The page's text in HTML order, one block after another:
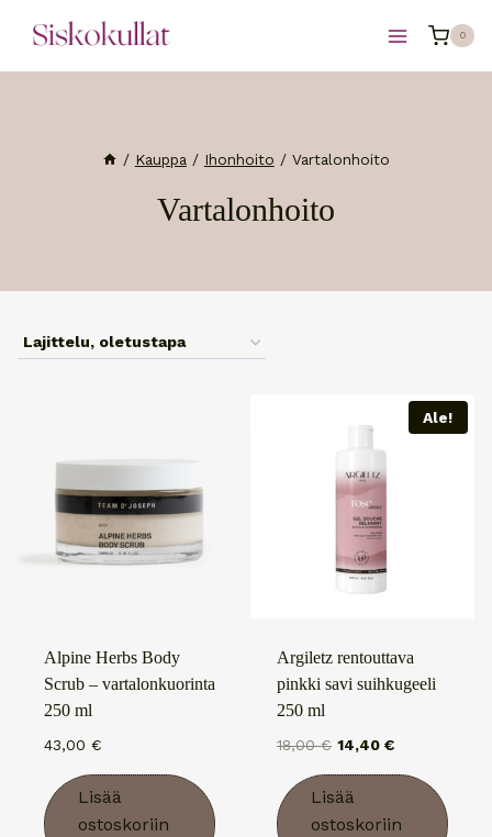
sisältöön
0
/ Kauppa / Ihonhoito / Vartalonhoito
Vartalonhoito
Alpine Herbs Body
Scrub – vartalonkuorinta
250 ml
43,00 €
Lisää
ostoskoriin
Ale!
Argiletz rentouttava
pinkki savi suihkugeeli
250 ml
18,00€ Alkuperäinen
oli:
18,00 €.
14,40 €Nykyinen
14,40 €.
Lisää
ostoskoriin